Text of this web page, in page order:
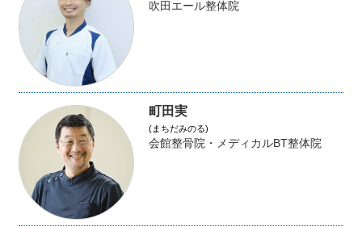
吹田エール整体院
町田実
(まちだみのる)
会館整骨院・メディカルBT整体院